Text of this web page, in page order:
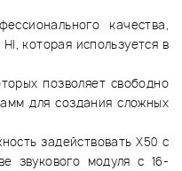
качества,
которая используется в
позволяет свободно
для создания сложных
задействовать X50 с
звукового модуля с 16-